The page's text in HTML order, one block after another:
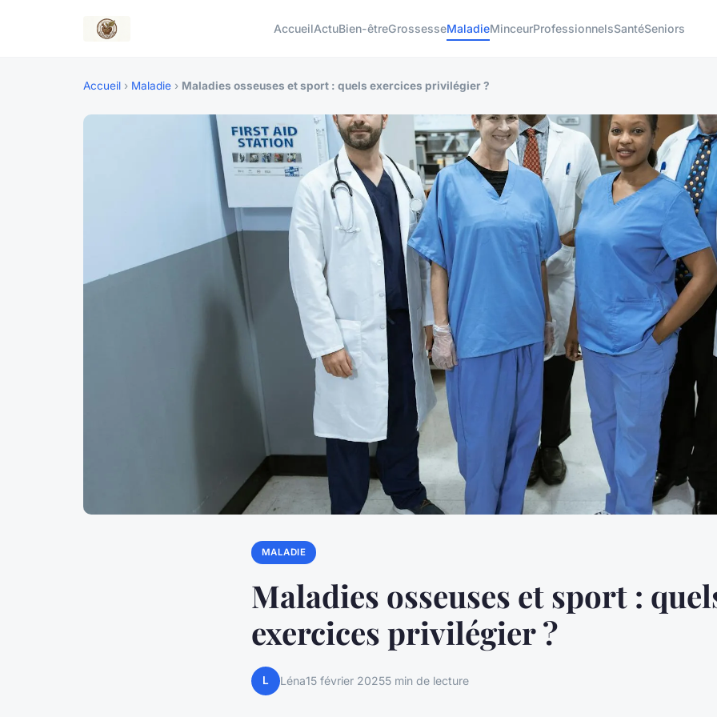
AccueilActuBien-êtreGrossesseMaladieMinceurProfessionnelsSantéSeniors
Accueil › Maladie › Maladies osseuses et sport : quels exercices privilégier ?
MALADIE
Maladies osseuses et sport :
exercices privilégier ?
L Léna15 février 20255 min de lecture